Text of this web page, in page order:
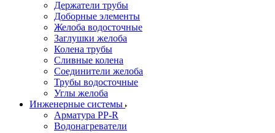
Держатели трубы
Доборные элементы
Желоба водосточные
Заглушки желоба
Колена трубы
Сливные колена
Соединители желоба
Трубы водосточные
Углы желоба
Инженерные системы
Арматура PP-R
Водонагреватели